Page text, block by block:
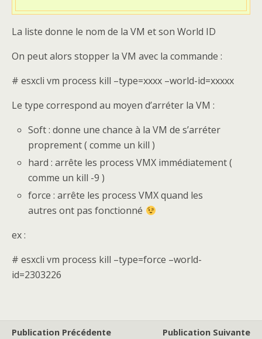
La liste donne le nom de la VM et son World ID
On peut alors stopper la VM avec la commande :
# esxcli vm process kill –type=xxxx –world-id=xxxxx
Le type correspond au moyen d’arréter la VM :
Soft : donne une chance à la VM de s’arréter
proprement ( comme un kill )
hard : arrête les process VMX immédiatement (
comme un kill -9 )
force : arrête les process VMX quand les
autres ont pas fonctionné
ex :
# esxcli vm process kill –type=force –world-
id=2303226
Publication Précédente
Publication Suivante